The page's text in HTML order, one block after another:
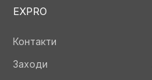
EXPRO
Контакти
Заходи